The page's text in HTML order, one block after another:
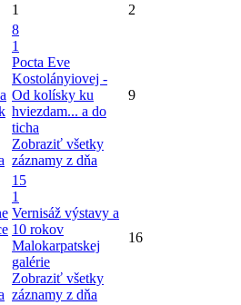
1 2
8
1
Pocta Eve
Kostolányiovej -
Od kolísky ku
hviezdam... a do
ticha
Zobraziť všetky
záznamy z dňa
9
15
1
Vernisáž výstavy a
10 rokov
Malokarpatskej
galérie
Zobraziť všetky
záznamy z dňa
16